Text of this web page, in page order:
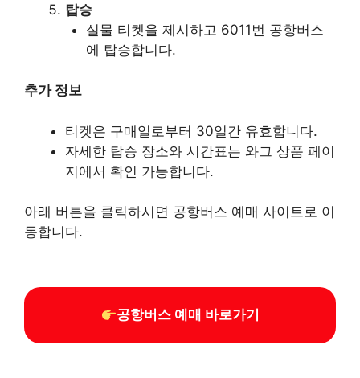
탑승
실물 티켓을 제시하고 6011번 공항버스
에 탑승합니다.
추가 정보
티켓은 구매일로부터 30일간 유효합니다.
자세한 탑승 장소와 시간표는 와그 상품 페이
지에서 확인 가능합니다.
아래 버튼을 클릭하시면 공항버스 예매 사이트로 이
동합니다.
공항버스 예매 바로가기